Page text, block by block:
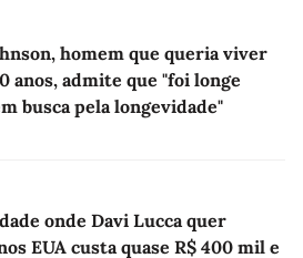
homem que queria viver
anos, admite que "foi longe
busca pela longevidade"
onde Davi Lucca quer
EUA custa quase R$ 400 mil e